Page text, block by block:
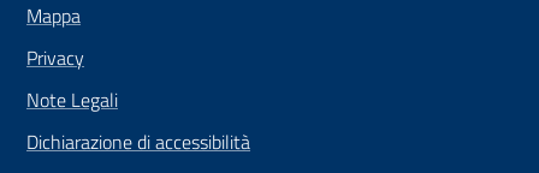
Mappa
Privacy
Note Legali
Dichiarazione di accessibilità